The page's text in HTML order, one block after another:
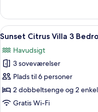
Villa
Bedroom
Sea
View
Indlæs
alle
billeder
af
Sunset
Citrus
Villa
5
Sunset Citrus Villa 3
Havudsigt
3 soveværelser
Plads til 6 personer
2 dobbeltsenge og 2
Gratis Wi-Fi